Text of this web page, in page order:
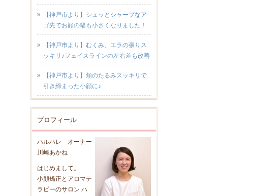
【神戸市より】シュッとシャープなア
ゴ先でお顔の幅も小さくなりました！
【神戸市より】むくみ、エラの張りス
ッキリ♪フェイスラインの左右差も改善
【神戸市より】頬のたるみスッキリで
引き締まった小顔に♪
プロフィール
ハルハレ オーナー
川崎あかね
はじめまして。
小顔矯正とアロマテ
ラピーのサロン ハ